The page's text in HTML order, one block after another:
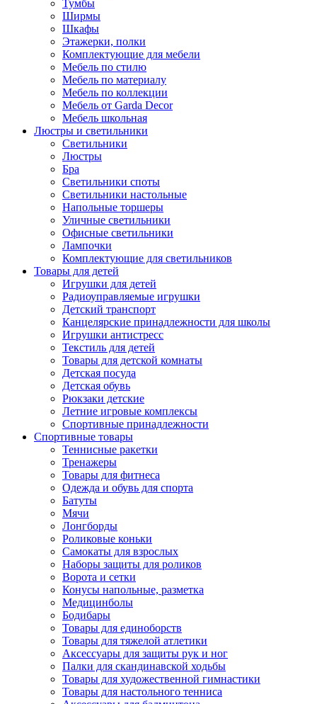
Тумбы
Ширмы
Шкафы
Этажерки, полки
Комплектующие для мебели
Мебель по стилю
Мебель по материалу
Мебель по коллекции
Мебель от Garda Decor
Мебель школьная
Люстры и светильники
Светильники
Люстры
Бра
Светильники споты
Светильники настольные
Напольные торшеры
Уличные светильники
Офисные светильники
Лампочки
Комплектующие для светильников
Товары для детей
Игрушки для детей
Радиоуправляемые игрушки
Детский транспорт
Канцелярские принадлежности для школы
Игрушки антистресс
Текстиль для детей
Товары для детской комнаты
Детская посуда
Детская обувь
Рюкзаки детские
Летние игровые комплексы
Спортивные принадлежности
Спортивные товары
Теннисные ракетки
Тренажеры
Товары для фитнеса
Одежда и обувь для спорта
Батуты
Мячи
Лонгборды
Роликовые коньки
Самокаты для взрослых
Наборы защиты для роликов
Ворота и сетки
Конусы напольные, разметка
Медицинболы
Бодибары
Товары для единоборств
Товары для тяжелой атлетики
Аксессуары для защиты рук и ног
Палки для скандинавской ходьбы
Товары для художественной гимнастики
Товары для настольного тенниса